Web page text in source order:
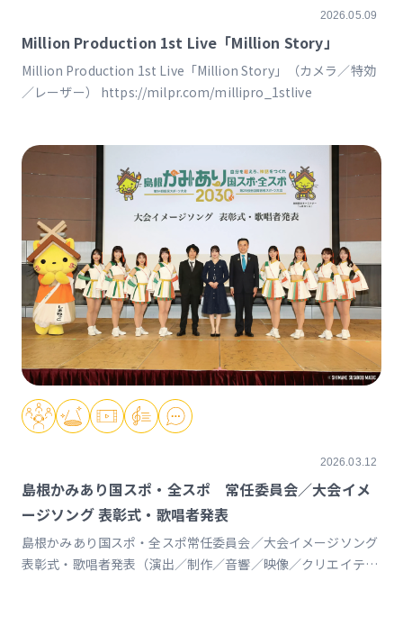
2026.05.09
Million Production 1st Live「Million Story」
Million Production 1st Live「Million Story」（カメラ／特効
／レーザー） https://milpr.com/millipro_1stlive
2026.03.12
島根かみあり国スポ・全スポ 常任委員会／大会イメ
ージソング 表彰式・歌唱者発表
島根かみあり国スポ・全スポ常任委員会／大会イメージソング
表彰式・歌唱者発表（演出／制作／音響／映像／クリエイティ